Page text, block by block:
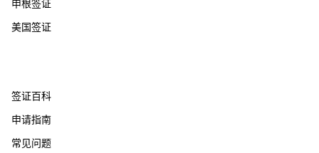
申根签证
美国签证
签证百科
申请指南
常见问题